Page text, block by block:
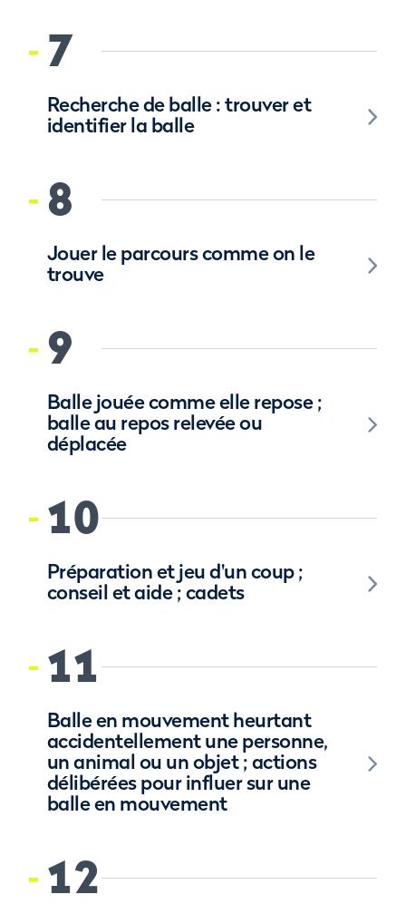
7
Recherche de balle : trouver et
identifier la balle
8
Jouer le parcours comme on le
trouve
9
Balle jouée comme elle repose ;
balle au repos relevée ou
déplacée
10
Préparation et jeu d'un coup ;
conseil et aide ; cadets
11
Balle en mouvement heurtant
accidentellement une personne,
un animal ou un objet ; actions
délibérées pour influer sur une
balle en mouvement
12